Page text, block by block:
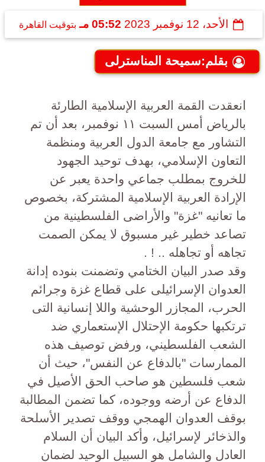
الأحد، 12 نوفمبر 2023 05:52 مـ بتوقيت القاهرة
بقلم:سميحة المناسترلى
انعقدت القمة العربية الإسلامية الطارئة
بالرياض أمس السبت ١١ نوفمبر، بعد أن تم
التشاور مع جامعة الدول العربية ومنظمة
التعاون الإسلامي، بهدف توحيد الجهود
للخروج بمطلب جماعي واحدة يعبر عن
الإرادة العربية الإسلامية المشتركة، بخصوص
ما تعانيه "غزة" والأراضى الفلسطينية من
تصاعد خطير غير مسبوق لا يمكن الصمت
تجاهه أو تجاهله .. ! .
وقد صدر البيان الختامي وتضمنت بنوده إدانة
العدوان الإسرائيلى على قطاع غزة وجرائم
الحرب، المجازر الوحشية واللا إنسانية التى
ترتكبها حكومة الإحتلال الإستعماري ضد
الشعب الفلسطيني، ورفض توصيف هذه
الممارسات "بالدفاع عن النفس"، حيث أن
شعب فلسطين هو صاحب الحق الأصيل في
الدفاع عن أرضه ووجوده، كما تضمن المطالبة
بوقف العدوان الهمجي ووقف تصدير الأسلحة
والذخائر لإسرائيل، وأكد البيان أن السلام
العادل والشامل هو السبيل الوحيد لضمان